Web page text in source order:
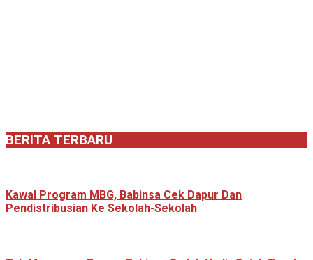
BERITA TERBARU
Kawal Program MBG, Babinsa Cek Dapur Dan
Pendistribusian Ke Sekolah-Sekolah